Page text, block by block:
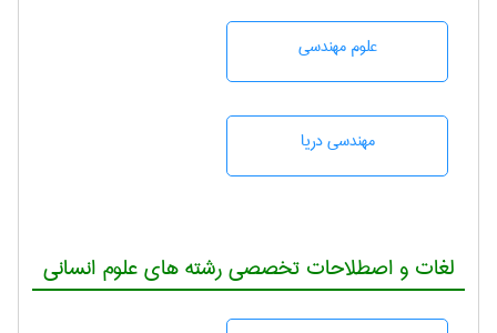
علوم مهندسی
مهندسی دریا
لغات و اصطلاحات تخصصی رشته های علوم انسانی